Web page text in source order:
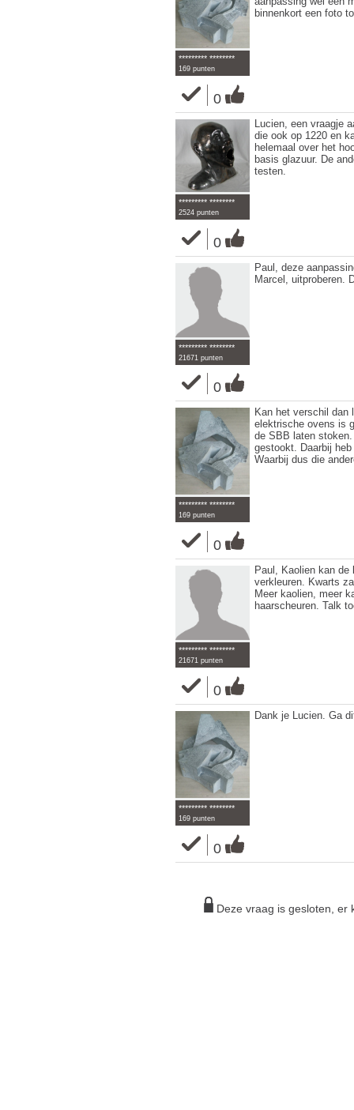
********* ********
169 punten
0
binnenkort een foto
********* ********
2524 punten
0
Lucien, een vraagje
die ook op 1220 en
helemaal over het
basis glazuur. De
testen.
********* ********
21671 punten
0
Paul, deze
Marcel, uitproberen.
********* ********
169 punten
0
Kan het verschil dan
elektrische ovens is
de SBB laten
gestookt. Daarbij
Waarbij dus die
********* ********
21671 punten
0
Paul, Kaolien kan de
verkleuren. Kwarts
Meer kaolien, meer
haarscheuren. Talk
********* ********
169 punten
0
Dank je Lucien. Ga
Deze vraag is gesloten, er